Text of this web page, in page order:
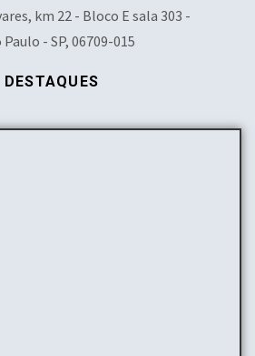
km 22 - Bloco E sala 303 -
- SP, 06709-015
DESTAQUES